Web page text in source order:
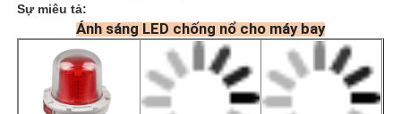
Sự miêu tả:
Ánh sáng LED chống nổ cho máy bay